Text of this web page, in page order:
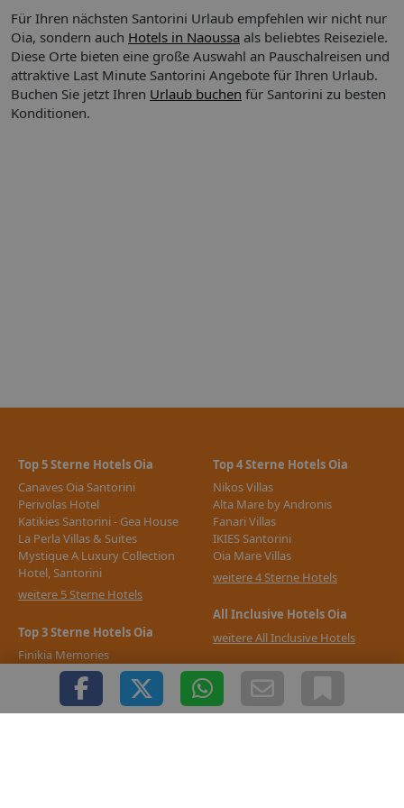
Für Ihren nächsten Santorini Urlaub empfehlen wir nicht nur
Oia, sondern auch Hotels in Naoussa als beliebtes Reiseziele.
Diese Orte bieten eine große Auswahl an Pauschalreisen und
attraktive Last Minute Santorini Angebote für Ihren Urlaub.
Buchen Sie jetzt Ihren Urlaub buchen für Santorini zu besten
Konditionen.
Top 5 Sterne Hotels Oia
Canaves Oia Santorini
Perivolas Hotel
Katikies Santorini - Gea House
La Perla Villas & Suites
Mystique A Luxury Collection
Hotel, Santorini
weitere 5 Sterne Hotels
Top 4 Sterne Hotels Oia
Nikos Villas
Alta Mare by Andronis
Fanari Villas
IKIES Santorini
Oia Mare Villas
weitere 4 Sterne Hotels
Top 3 Sterne Hotels Oia
Finikia Memories
Kyma Villas
Laokasti Villas & Restaurant
The Museum Spa Wellness Hotel
All Inclusive Hotels Oia
weitere All Inclusive Hotels